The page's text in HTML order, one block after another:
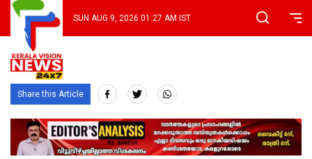
SUN AUG 9, 2026 01:27 AM IST
Share this Article